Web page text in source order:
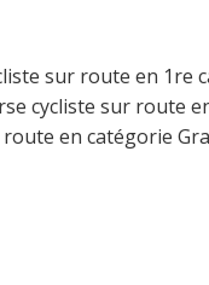
sur route en 1re
cycliste sur route
en catégorie